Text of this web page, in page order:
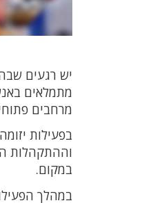
יש רגעים
מתמלאים
מרחבים
בפעילות
וההתקהלות
במקום.